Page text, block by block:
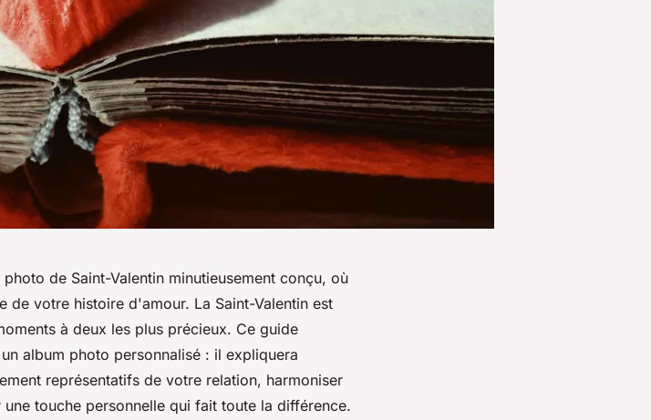
de Saint-Valentin minutieusement conçu, où
de votre histoire d'amour. La Saint-Valentin est
à deux les plus précieux. Ce guide
album photo personnalisé : il expliquera
représentatifs de votre relation, harmoniser
touche personnelle qui fait toute la différence.